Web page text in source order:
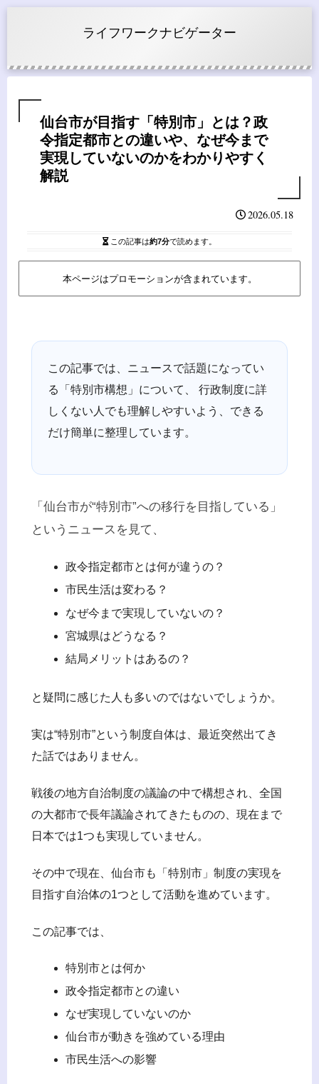
ライフワークナビゲーター
仙台市が目指す「特別市」とは？政
令指定都市との違いや、なぜ今まで
実現していないのかをわかりやすく
解説
2026.05.18
この記事は約7分で読めます。
本ページはプロモーションが含まれています。
この記事では、ニュースで話題になってい
る「特別市構想」について、 行政制度に詳
しくない人でも理解しやすいよう、できる
だけ簡単に整理しています。
「仙台市が“特別市”への移行を目指している」
というニュースを見て、
政令指定都市とは何が違うの？
市民生活は変わる？
なぜ今まで実現していないの？
宮城県はどうなる？
結局メリットはあるの？
と疑問に感じた人も多いのではないでしょうか。
実は“特別市”という制度自体は、最近突然出てき
た話ではありません。
戦後の地方自治制度の議論の中で構想され、全国
の大都市で長年議論されてきたものの、現在まで
日本では1つも実現していません。
その中で現在、仙台市も「特別市」制度の実現を
目指す自治体の1つとして活動を進めています。
この記事では、
特別市とは何か
政令指定都市との違い
なぜ実現していないのか
仙台市が動きを強めている理由
市民生活への影響